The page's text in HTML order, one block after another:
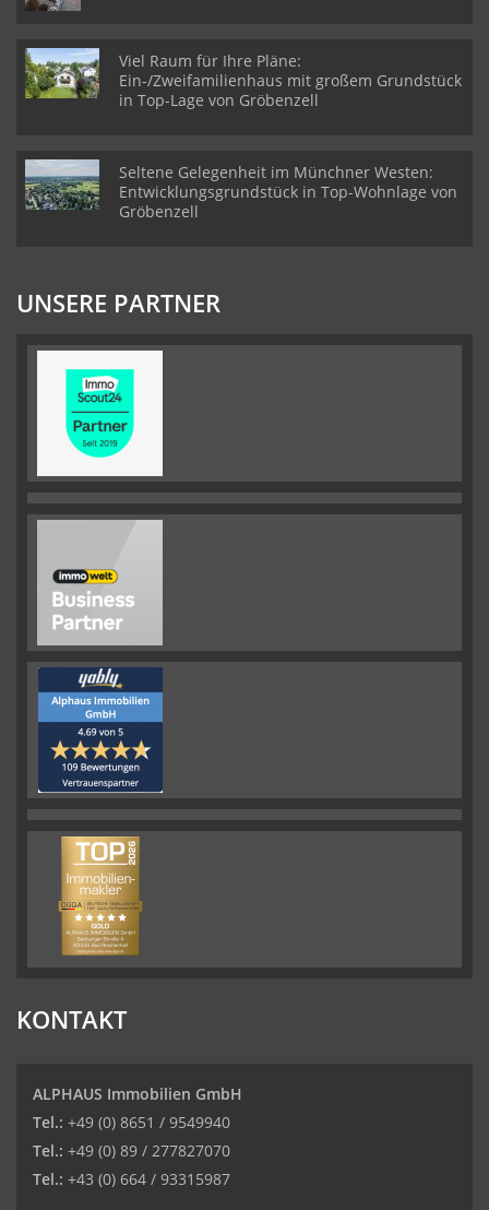
Viel Raum für Ihre Pläne:
Ein-/Zweifamilienhaus mit großem Grundstück
in Top-Lage von Gröbenzell
Seltene Gelegenheit im Münchner Westen:
Entwicklungsgrundstück in Top-Wohnlage von
Gröbenzell
UNSERE PARTNER
KONTAKT
ALPHAUS Immobilien GmbH
Tel.: +49 (0) 8651 / 9549940
Tel.: +49 (0) 89 / 277827070
Tel.: +43 (0) 664 / 93315987